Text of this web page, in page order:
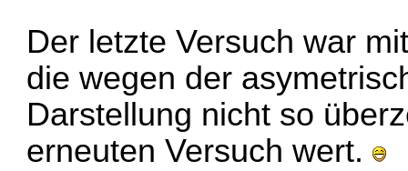
Der letzte Versuch war
die wegen der
Darstellung nicht so
erneuten Versuch wert.